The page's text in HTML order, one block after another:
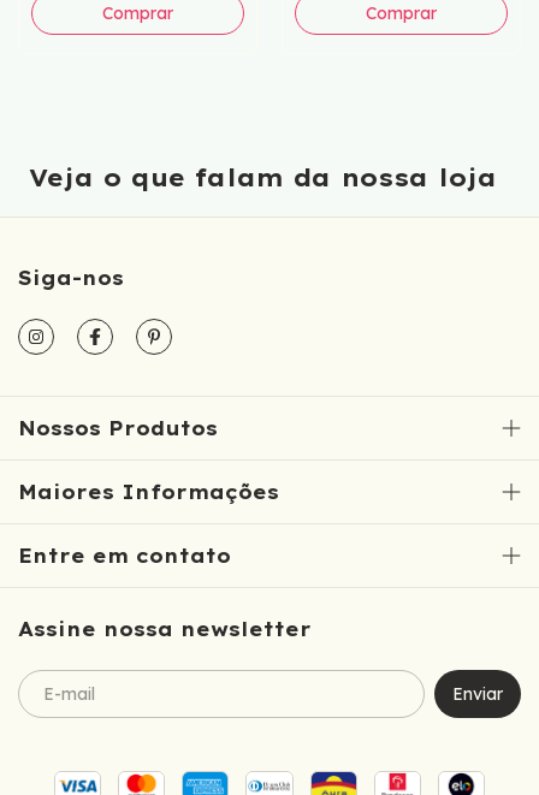
Comprar
Veja o que falam da nossa loja
Siga-nos
Nossos Produtos
Maiores Informações
Entre em contato
Assine nossa newsletter